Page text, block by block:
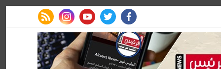
facebook
twitter
youtube
instagram
rss feed